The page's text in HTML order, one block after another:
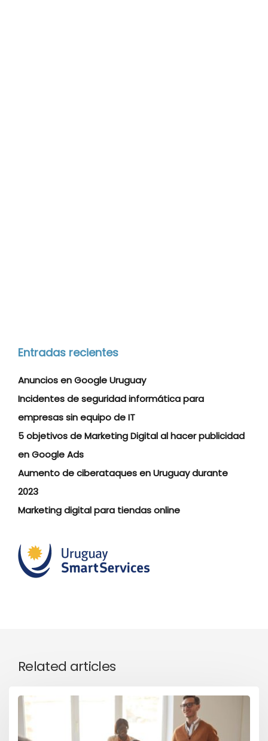
Entradas recientes
Anuncios en Google Uruguay
Incidentes de seguridad informática para
empresas sin equipo de IT
5 objetivos de Marketing Digital al hacer publicidad
en Google Ads
Aumento de ciberataques en Uruguay durante
2023
Marketing digital para tiendas online
Related articles